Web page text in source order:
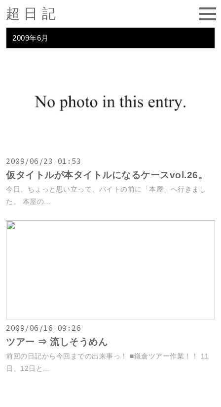
超日記
2009年6月
2009/06/23 01:53
仮タイトルが本タイトルになるケースvol.26。
今日、ちょっと思い立って、バイトの前に「本屋」へ行きまし
た。 本屋の...
2009/06/16 09:26
ツアー ⇒ 流しそうめん
前回の日記から今回までの出来事っ！ ■鎌倉ツアー作業！！ 11
日、12日と...